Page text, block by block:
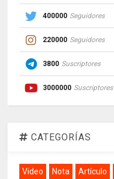
400000 Seguidores
220000 Seguidores
3800 Suscriptores
3000000 Suscriptores
CATEGORÍAS
Video Nota Artículo